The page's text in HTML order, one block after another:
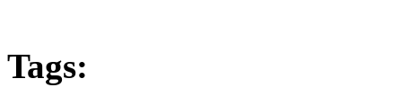
Tags: